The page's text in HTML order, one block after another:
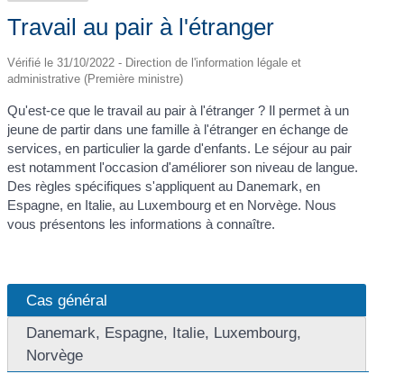
Travail au pair à l'étranger
Vérifié le 31/10/2022 - Direction de l'information légale et
administrative (Première ministre)
Qu'est-ce que le travail au pair à l'étranger ? Il permet à un
jeune de partir dans une famille à l'étranger en échange de
services, en particulier la garde d'enfants. Le séjour au pair
est notamment l'occasion d'améliorer son niveau de langue.
Des règles spécifiques s'appliquent au Danemark, en
Espagne, en Italie, au Luxembourg et en Norvège. Nous
vous présentons les informations à connaître.
Cas général
Danemark, Espagne, Italie, Luxembourg,
Norvège